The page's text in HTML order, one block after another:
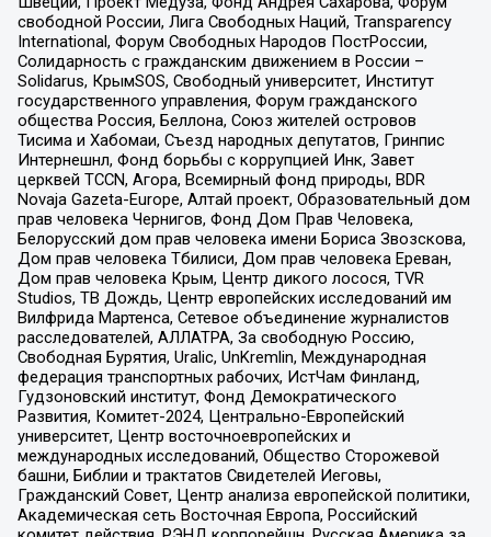
свободной России, Лига Свободных Наций, Transparеncy
International, Форум Свободных Народов ПостРоссии,
Солидарность с гражданским движением в России –
Solidarus, КрымSOS, Свободный университет, Институт
государственного управления, Форум гражданского
общества Россия, Беллона, Союз жителей островов
Тисима и Хабомаи, Съезд народных депутатов, Гринпис
Интернешнл, Фонд борьбы с коррупцией Инк, Завет
церквей TCCN, Агора, Всемирный фонд природы, BDR
Novaja Gazeta-Europe, Алтай проект, Образовательный дом
прав человека Чернигов, Фонд Дом Прав Человека,
Белорусский дом прав человека имени Бориса Звозскова,
Дом прав человека Тбилиси, Дом прав человека Ереван,
Дом прав человека Крым, Центр дикого лосося, TVR
Studios, ТВ Дождь, Центр европейских исследований им
Вилфрида Мартенса, Сетевое объединение журналистов
расследователей, АЛЛАТРА, За свободную Россию,
Свободная Бурятия, Uralic, UnKremlin, Международная
федерация транспортных рабочих, ИстЧам Финланд,
Гудзоновский институт, Фонд Демократического
Развития, Комитет-2024, Центрально-Европейский
университет, Центр восточноевропейских и
международных исследований, Общество Сторожевой
башни, Библии и трактатов Свидетелей Иеговы,
Гражданский Совет, Центр анализа европейской политики,
Академическая сеть Восточная Европа, Российский